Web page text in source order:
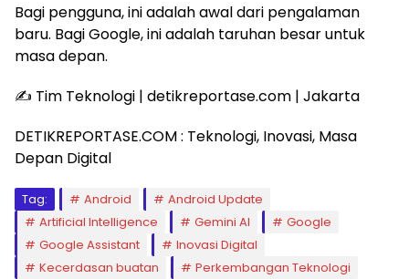
Bagi pengguna, ini adalah awal dari pengalaman
baru. Bagi Google, ini adalah taruhan besar untuk
masa depan.
✍️ Tim Teknologi | detikreportase.com | Jakarta
DETIKREPORTASE.COM : Teknologi, Inovasi, Masa
Depan Digital
Tag: Android
Android Update
Artificial Intelligence
Gemini AI
Google
Google Assistant
Inovasi Digital
Kecerdasan buatan
Perkembangan Teknologi